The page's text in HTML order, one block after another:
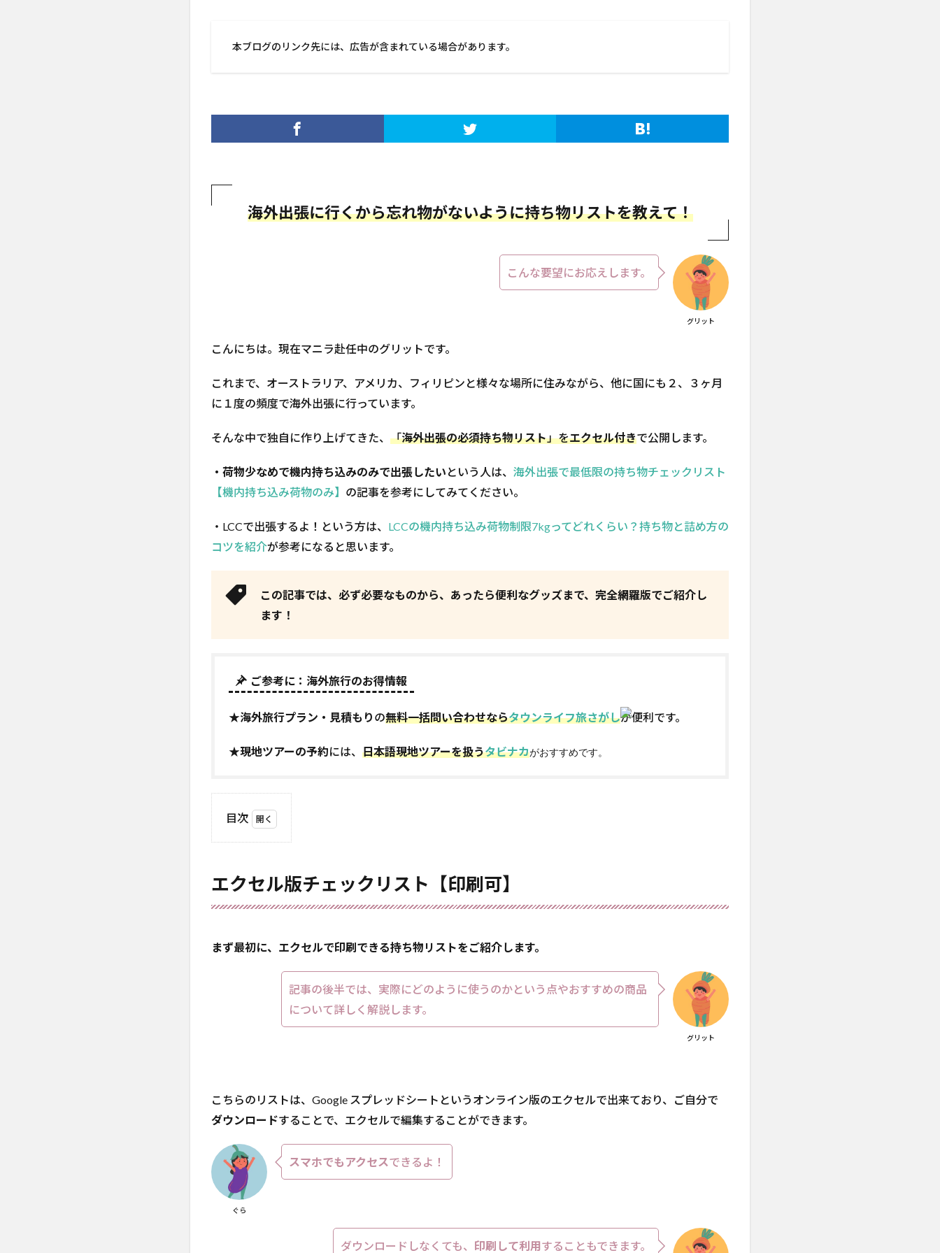
本ブログのリンク先には、広告が含まれている場合があります。
海外出張に行くから忘れ物がないように持ち物リストを教えて！
グリット
こんな要望にお応えします。
こんにちは。現在マニラ赴任中のグリットです。
これまで、オーストラリア、アメリカ、フィリピンと様々な場所に住みながら、他に国にも２、３ヶ月
に１度の頻度で海外出張に行っています。
そんな中で独自に作り上げてきた、 「海外出張の必須持ち物リスト」をエクセル付きで公開します。
・荷物少なめで機内持ち込みのみで出張したい という人は、 海外出張で最低限の持ち物チェックリスト
【機内持ち込み荷物のみ】 の記事を参考にしてみてください。
・LCCで出張するよ！という方は、 LCCの機内持ち込み荷物制限7kgってどれくらい？持ち物と詰め方の
コツを紹介が参考になると思います。
この記事では、必ず必要なものから、あったら便利なグッズまで、完全網羅版でご紹介し
ます！
ご参考に：海外旅行のお得情報
★海外旅行プラン・見積もり の無料一括問い合わせならタウンライフ旅さがしが便利です。
★現地ツアーの予約には、 日本語現地ツアーを扱うタビナカがおすすめです。
目次
版チ
クリ
【印
刷
ード
方法
印刷
方法
2
小さ
エクセル版チェックリスト【印刷可】
まず最初に、エクセルで印刷できる持ち物リストをご紹介します。
グリット
記事の後半では、実際にどのように使うのかという点やおすすめの商品
について詳しく解説します。
こちらのリストは、Google スプレッドシートというオンライン版のエクセルで出来ており、ご自分で
ダウンロードすることで、エクセルで編集することができます。
ぐら
スマホでもアクセスできるよ！
ダウンロードしなくても、 印刷して利用することもできます。